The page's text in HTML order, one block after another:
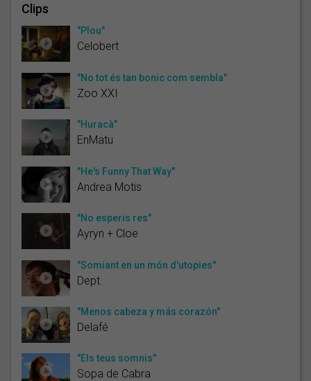
Clips
"Plou"
Celobert
"No tot és tan bonic com sembla"
Zoo XXI
"Huracà"
EnMatu
"He's Funny That Way"
Andrea Motis
"No esperis res"
Ayryn + Cloe
"Somiant en un món d'utopies"
Dept.
"Menos cabeza y más corazón"
Delafé
"Els teus somnis"
Sopa de Cabra